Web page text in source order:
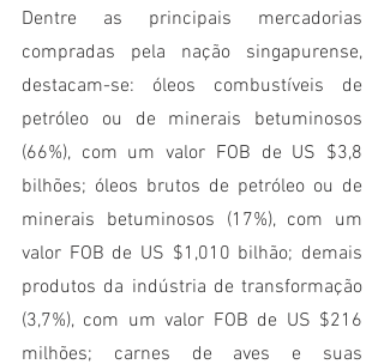
Dentre as principais mercadorias
compradas pela nação singapurense,
destacam-se: óleos combustíveis de
petróleo ou de minerais betuminosos
(66%), com um valor FOB de US $3,8
bilhões; óleos brutos de petróleo ou de
minerais betuminosos (17%), com um
valor FOB de US $1,010 bilhão; demais
produtos da indústria de transformação
(3,7%), com um valor FOB de US $216
milhões; carnes de aves e suas